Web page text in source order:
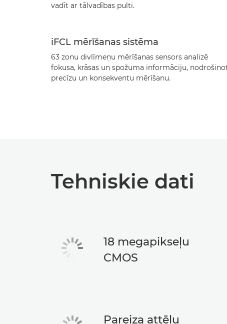
vadīt ar tālvadības pulti.
iFCL mērīšanas sistēma
63 zonu divlīmeņu mērīšanas sensors analizē
fokusa, krāsas un spožuma informāciju,
precīzu un konsekventu mērīšanu.
Tehniskie dati
18 megapikseļu
CMOS
Pareiza attēlu